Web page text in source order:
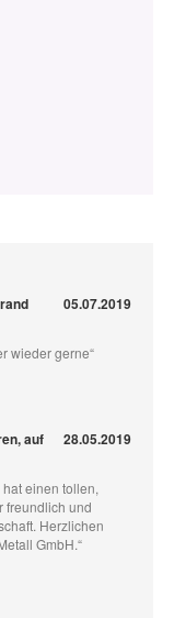
05.07.2019
wieder gerne“
auf
28.05.2019
hat einen tollen,
freundlich und
Herzlichen
GmbH.“